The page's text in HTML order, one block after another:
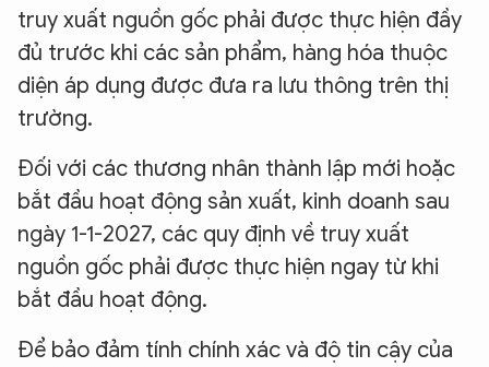
truy xuất nguồn gốc phải được thực hiện đầy
đủ trước khi các sản phẩm, hàng hóa thuộc
diện áp dụng được đưa ra lưu thông trên thị
trường.
Đối với các thương nhân thành lập mới hoặc
bắt đầu hoạt động sản xuất, kinh doanh sau
ngày 1-1-2027, các quy định về truy xuất
nguồn gốc phải được thực hiện ngay từ khi
bắt đầu hoạt động.
Để bảo đảm tính chính xác và độ tin cậy của